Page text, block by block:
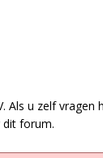
Als u zelf
dit forum.